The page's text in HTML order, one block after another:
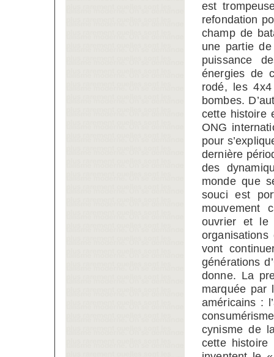
est
refondation
champ de
une partie
puissance
énergies de
rodé, les
bombes.
cette histoire
ONG
pour
dernière
des
monde que
souci est
mouvement
ouvrier et le
vont
générations
donne. La
marquée par
américains :
cynisme de
cette histoire